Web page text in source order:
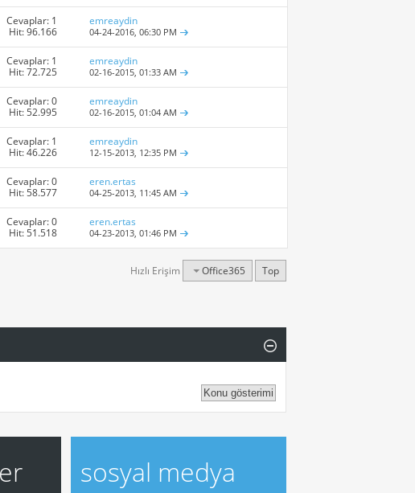
Cevaplar: 1
Hit: 96.166
emreaydin
04-24-2016,06:30 PM
Cevaplar: 1
Hit: 72.725
emreaydin
02-16-2015,01:33 AM
Cevaplar: 0
Hit: 52.995
emreaydin
02-16-2015,01:04 AM
Cevaplar: 1
Hit: 46.226
emreaydin
12-15-2013, 12:35 PM
Cevaplar: 0
Hit: 58.577
eren.ertas
04-25-2013, 11:45 AM
Cevaplar: 0
Hit: 51.518
eren.ertas
04-23-2013,01:46 PM
Hızlı Erişim Office365 Top
sosyal medya